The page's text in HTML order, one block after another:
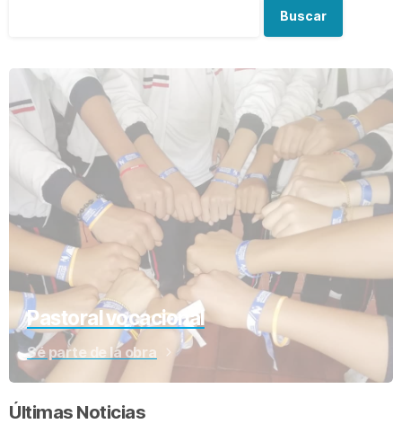
Buscar
Pastoral vocacional
Sé parte de la obra
Últimas Noticias